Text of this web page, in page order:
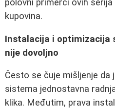
polovni primerci ovih
kupovina.
Instalacija i optimizacija
nije dovoljno
Često se čuje mišljenje da
sistema jednostavna
klika. Međutim, prava